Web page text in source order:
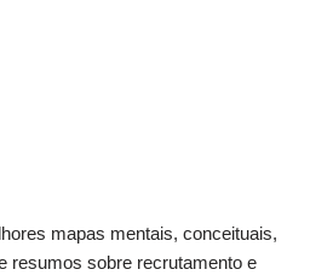
mapas mentais, conceituais,
resumos sobre recrutamento e